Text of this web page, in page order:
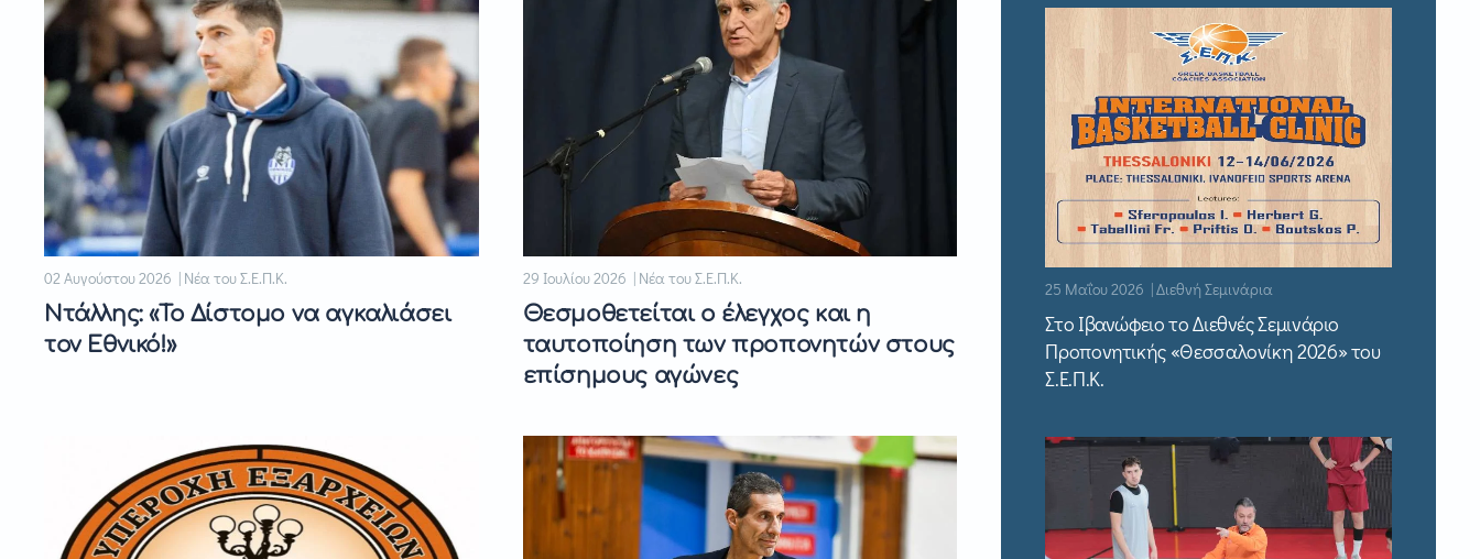
02 Αυγούστου 2026 | Νέα του Σ.Ε.Π.Κ.
Ντάλλης: «Το Δίστομο να αγκαλιάσει
τον Εθνικό!»
29 Ιουλίου 2026 | Νέα του Σ.Ε.Π.Κ.
Θεσμοθετείται ο έλεγχος και η
ταυτοποίηση των προπονητών στους
επίσημους αγώνες
25 Μαΐου 2026 | Διεθνή Σεμινάρια
Στο Ιβανώφειο το Διεθνές Σεμινάριο
Προπονητικής «Θεσσαλονίκη 2026» του
Σ.Ε.Π.Κ.